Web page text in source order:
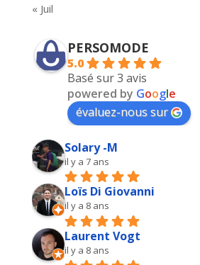
« Juil
PERSOMODE
5.0
Basé sur 3 avis
powered by Google
évaluez-nous sur
Solary -M
il y a 7 ans
Loïs Di Giovanni
il y a 8 ans
Laurent Vogt
il y a 8 ans